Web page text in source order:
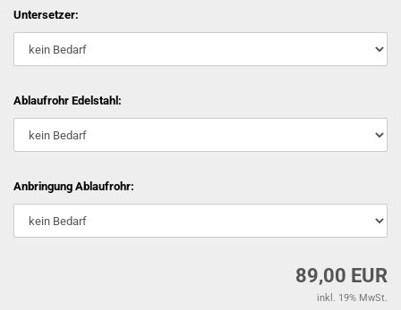
Untersetzer:
Ablaufrohr Edelstahl:
Anbringung Ablaufrohr:
89,00 EUR
inkl. 19% MwSt.